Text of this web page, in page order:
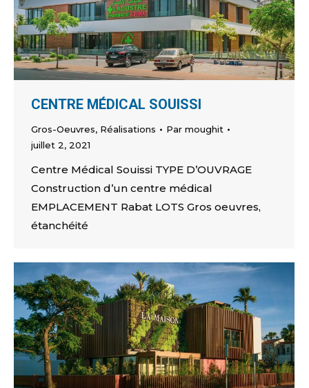
CENTRE MÉDICAL SOUISSI
Gros-Oeuvres, Réalisations Par moughit
juillet 2, 2021
Centre Médical Souissi TYPE D’OUVRAGE
Construction d’un centre médical
EMPLACEMENT Rabat LOTS Gros oeuvres,
étanchéité